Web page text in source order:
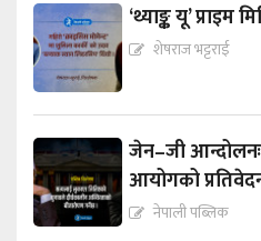
‘थ्याङ्क यू’ प्राइम
शेषराज भट्टराई
जेन–जी
आयोगको
नेपाली पब्लिक